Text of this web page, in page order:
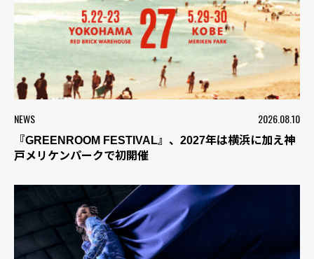
NEWS 2026.08.10
『GREENROOM FESTIVAL』、2027年は横浜に加え神
戸メリケンパークで初開催